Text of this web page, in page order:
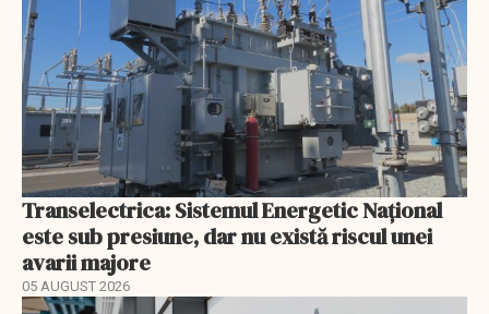
Transelectrica: Sistemul Energetic Național
este sub presiune, dar nu există riscul unei
avarii majore
05 AUGUST 2026